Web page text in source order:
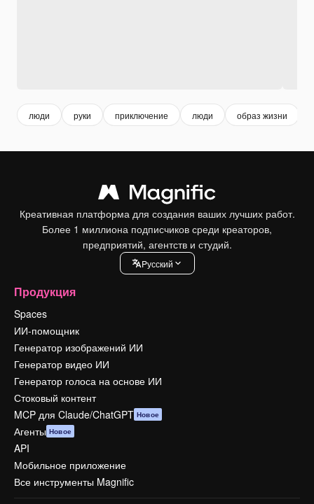
люди руки приключение люди образ жизни
Креативная платформа для создания ваших лучших работ.
Более 1 миллиона подписчиков среди креаторов,
предприятий, агентств и студий.
Pусский
Продукция
Spaces
ИИ-помощник
Генератор изображений ИИ
Генератор видео ИИ
Генератор голоса на основе ИИ
Стоковый контент
MCP для Claude/ChatGPT Новое
Агенты Новое
API
Мобильное приложение
Все инструменты Magnific